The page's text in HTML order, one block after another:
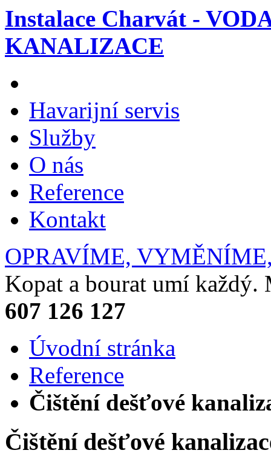
Instalace Charvát -
KANALIZACE
Havarijní servis
Služby
O nás
Reference
Kontakt
OPRAVÍME,
Kopat a bourat umí
607 126 127
Úvodní stránka
Reference
Čištění dešťové
Čištění dešťové